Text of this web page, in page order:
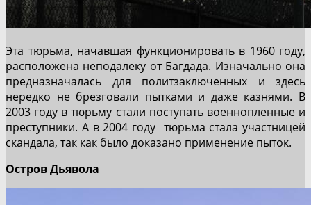
Эта тюрьма, начавшая функционировать в 1960 году,
расположена неподалеку от Багдада. Изначально она
предназначалась для политзаключенных и здесь
нередко не брезговали пытками и даже казнями. В
2003 году в тюрьму стали поступать военнопленные и
преступники. А в 2004 году тюрьма стала участницей
скандала, так как было доказано применение пыток.
Остров Дьявола